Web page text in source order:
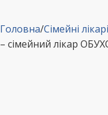
Головна/Сімейні лікарі
– сімейний лікар